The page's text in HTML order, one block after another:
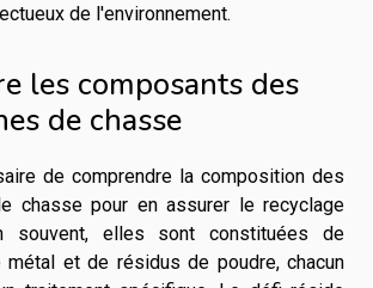
de l'environnement.
les composants des
de chasse
de comprendre la composition des
chasse pour en assurer le recyclage
souvent, elles sont constituées de
métal et de résidus de poudre, chacun